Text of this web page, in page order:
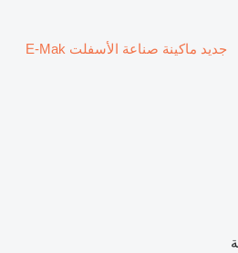
جديد ماكينة صناعة الأسفلت E-Mak